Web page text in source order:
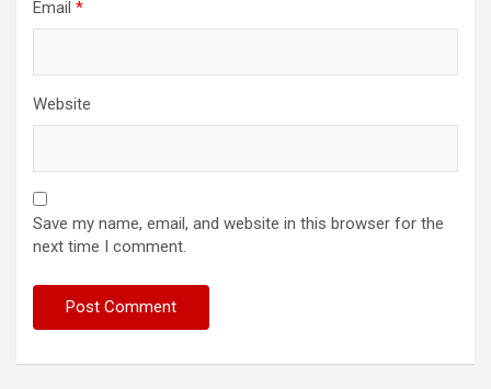
Email *
Website
Save my name, email, and website in this browser for the
next time I comment.